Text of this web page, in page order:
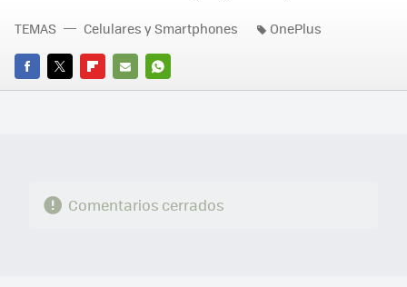
FACEBOOK
TWITTERFLIPBOARD
E-
WHATSAPP
TEMAS Celulares y Smartphones OnePlus
Comentarios cerrados